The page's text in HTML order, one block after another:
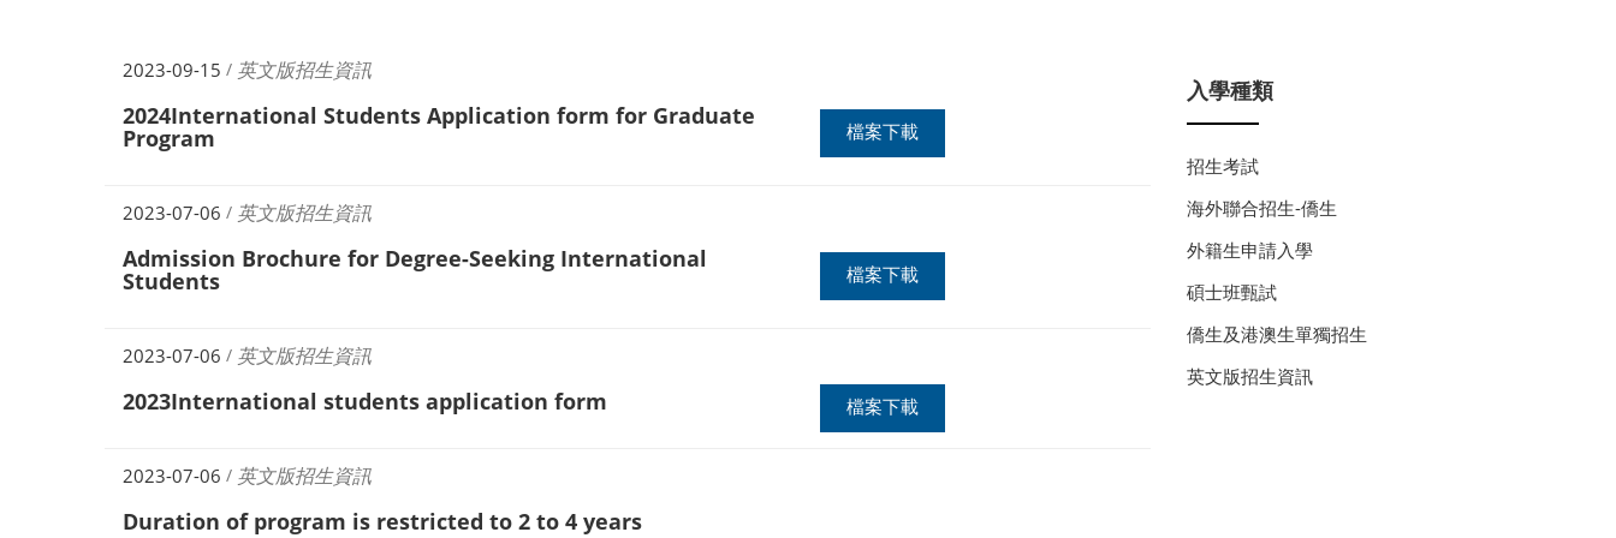
2023-09-15 / 英文版招生資訊
2024International Students Application form for Graduate
Program 檔案下載
2023-07-06 / 英文版招生資訊
Admission Brochure for Degree-Seeking International
Students 檔案下載
2023-07-06 / 英文版招生資訊
2023International students application form 檔案下載
2023-07-06 / 英文版招生資訊
Duration of program is restricted to 2 to 4 years
入學種類
招生考試
海外聯合招生-僑生
外籍生申請入學
碩士班甄試
僑生及港澳生單獨招生
英文版招生資訊